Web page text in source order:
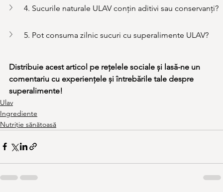
4. Sucurile naturale ULAV conțin aditivi sau conservanți?
5. Pot consuma zilnic sucuri cu superalimente ULAV?
Distribuie acest articol pe rețelele sociale și lasă-ne un
comentariu cu experiențele și întrebările tale despre
superalimente!
Ulav
Ingrediente
Nutriție sănătoasă